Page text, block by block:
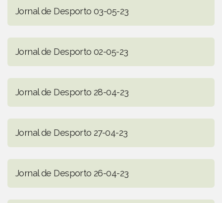
Jornal de Desporto 03-05-23
Jornal de Desporto 02-05-23
Jornal de Desporto 28-04-23
Jornal de Desporto 27-04-23
Jornal de Desporto 26-04-23